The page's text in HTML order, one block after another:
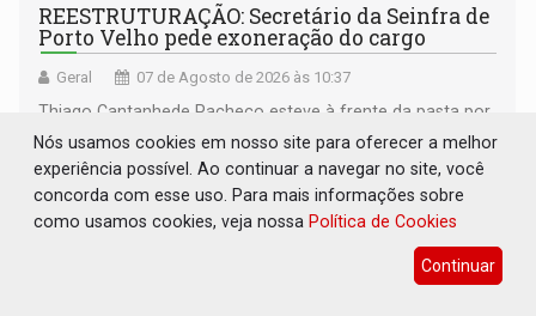
REESTRUTURAÇÃO: Secretário da Seinfra de
Porto Velho pede exoneração do cargo
Geral 07 de Agosto de 2026 às 10:37
Thiago Cantanhede Pacheco esteve à frente da pasta por
pouco mais de um ano
Nós usamos cookies em nosso site para oferecer a melhor
experiência possível. Ao continuar a navegar no site, você
concorda com esse uso. Para mais informações sobre
como usamos cookies, veja nossa Política de Cookies
Continuar